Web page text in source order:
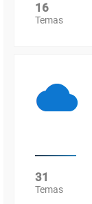
16
Temas
31
Temas